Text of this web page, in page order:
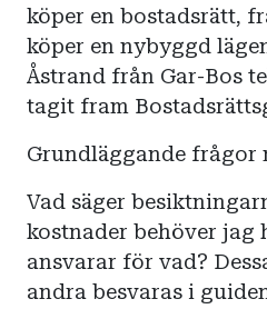
köper en bostadsrätt,
köper en nybyggd
Åstrand från Gar-Bos
tagit fram
Grundläggande frågor
Vad säger
kostnader behöver jag
ansvarar för vad?
andra besvaras i